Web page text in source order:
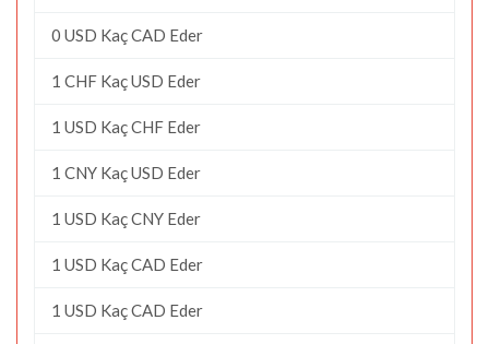
0 USD Kaç CAD Eder
1 CHF Kaç USD Eder
1 USD Kaç CHF Eder
1 CNY Kaç USD Eder
1 USD Kaç CNY Eder
1 USD Kaç CAD Eder
1 USD Kaç CAD Eder